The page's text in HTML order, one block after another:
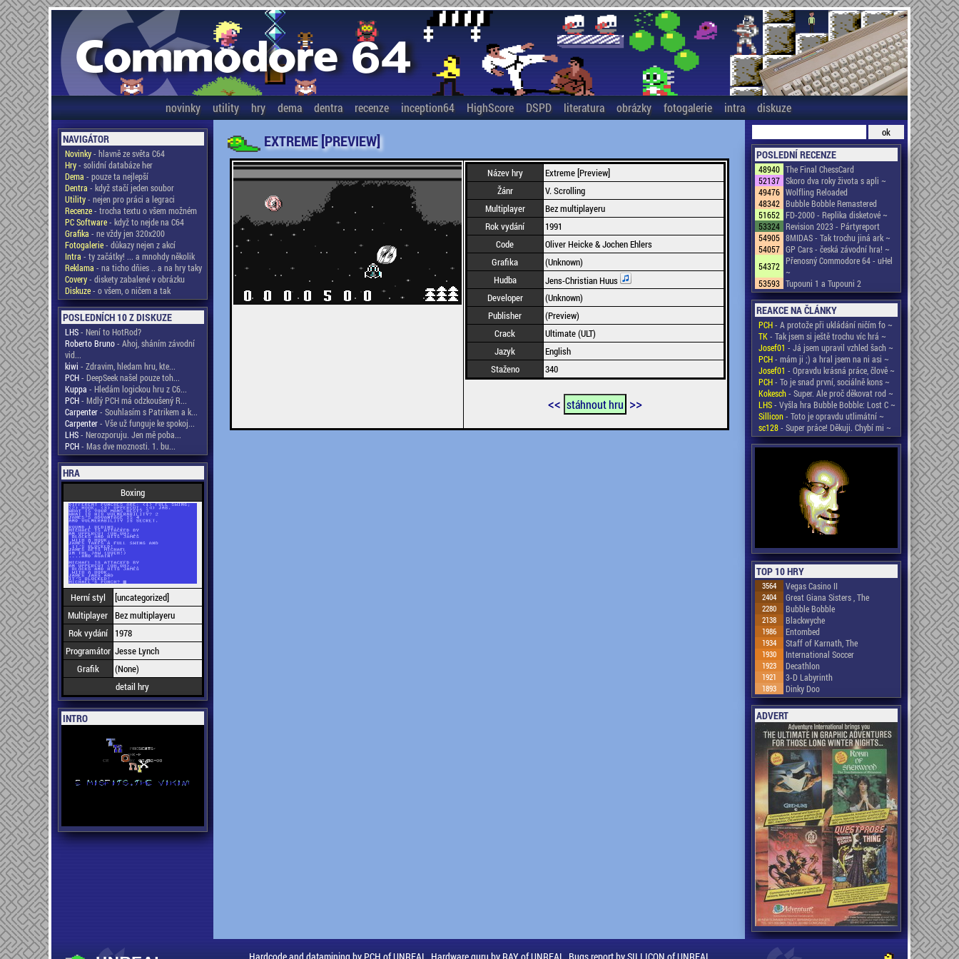
novinky utility hry dema dentra recenze inception64 HighScore DSPD literatura obrázky fotogalerie intra diskuze
NAVIGÁTOR
Novinky- hlavně ze světa C64
Hry- solidní databáze her
Dema - pouze ta nejlepší
Dentra - když stačí jeden soubor
Utility- nejen pro práci a legraci
Recenze- trocha textu o všem možném
PC Software- když to nejde na C64
Grafika - ne vždy jen 320x200
Fotogalerie- důkazy nejen z akcí
Intra - ty začátky! ... a mnohdy několik
Reklama - na ticho dňies .. a na hry taky
Covery- diskety zabalené v obrázku
Diskuze- o všem, o ničem a tak
POSLEDNÍCH 10 Z DISKUZE
LHS- Není to HotRod?
Roberto Bruno- Ahoj, sháním závodní
vid...
kiwi - Zdravim, hledam hru, kte...
PCH- DeepSeek našel pouze toh...
Kuppa - Hledám logickou hru z C6...
PCH- Mdlý PCH má odzkoušený R...
Carpenter- Souhlasím s Patrikem a k...
Carpenter- Vše už funguje ke spokoj...
LHS- Nerozporuju. Jen mě poba...
PCH- Mas dve moznosti. 1. bu...
HRA
Boxing
Herní styl
[uncategorized]
Multiplayer Bez multiplayeru
Rok vydání
1978
Programátor Jesse Lynch
Grafik
(None)
detail hry
INTRO
EXTREME [PREVIEW]
Název hry
Extreme [Preview]
Žánr
V. Scrolling
Multiplayer
Bez multiplayeru
Rok vydání
1991
Code
Oliver Heicke & Jochen Ehlers
Grafika
(Unknown)
Hudba
Jens-Christian Huus
Developer
(Unknown)
Publisher
(Preview)
Crack
Ultimate (ULT)
Jazyk
English
Staženo
340
<< stáhnout hru >>
POSLEDNÍ RECENZE
48940 The Final ChessCard
52137 Skoro dva roky života s apli ~
49476 Wolfling Reloaded
48342 Bubble Bobble Remastered
51652 FD-2000 - Replika disketové ~
53324 Revision 2023 - Pártyreport
54905 8MIDAS - Tak trochu jiná ark ~
54057 GP Cars - česká závodní hra! ~
54372 Přenosný Commodore 64 - uHel
~
53593 Tupouni 1 a Tupouni 2
REAKCE NA ČLÁNKY
PCH- A protože při ukládání ničím fo ~
TK- Tak jsem si ještě trochu víc hrá ~
Josef01 - Já jsem upravil vzhled šach ~
PCH- mám ji ;) a hral jsem na ni asi ~
Josef01 - Opravdu krásná práce, člově ~
PCH- To je snad první, sociálně kons ~
Kokesch- Super. Ale proč děkovat rod ~
LHS- Vyšla hra Bubble Bobble: Lost C ~
Sillicon- Toto je opravdu utlimátní ~
sc128- Super práce! Děkuji. Chybí mi ~
TOP 10 HRY
3564 Vegas Casino II
2404 Great Giana Sisters , The
2280 Bubble Bobble
2138 Blackwyche
1986 Entombed
1934 Staff of Karnath, The
1930 International Soccer
1923 Decathlon
1921 3-D Labyrinth
1893 Dinky Doo
ADVERT